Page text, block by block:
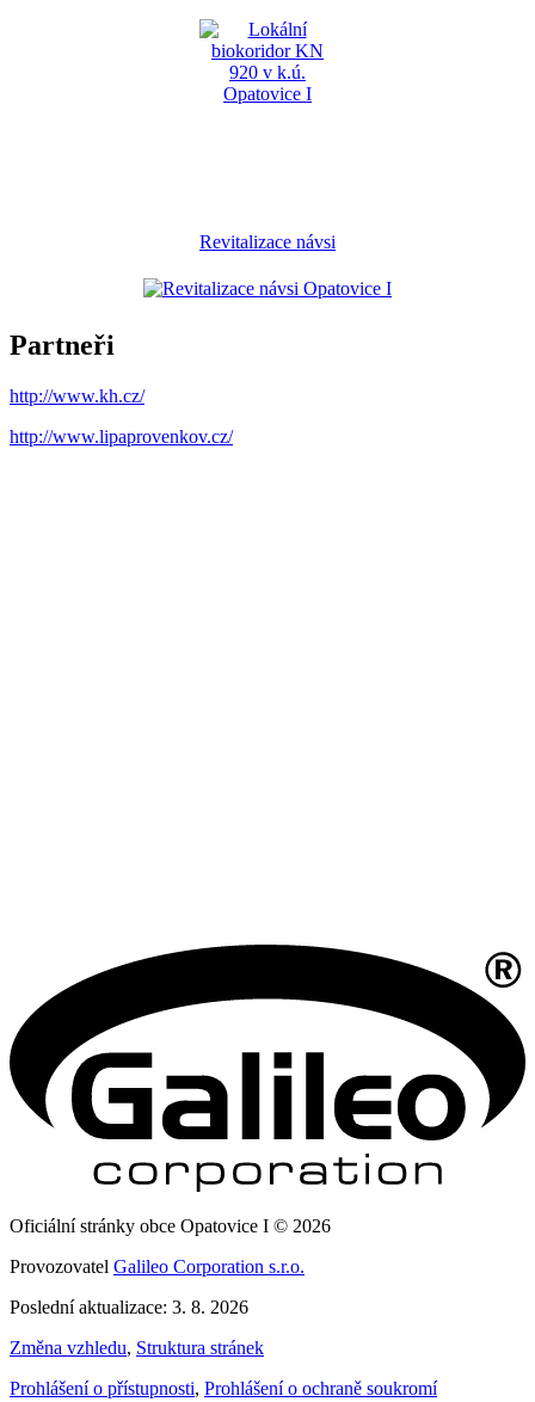
Revitalizace návsi
Partneři
http://www.kh.cz/
http://www.lipaprovenkov.cz/
Oficiální stránky obce Opatovice I © 2026
Provozovatel Galileo Corporation s.r.o.
Poslední aktualizace: 3. 8. 2026
Změna vzhledu, Struktura stránek
Prohlášení o přístupnosti, Prohlášení o ochraně soukromí